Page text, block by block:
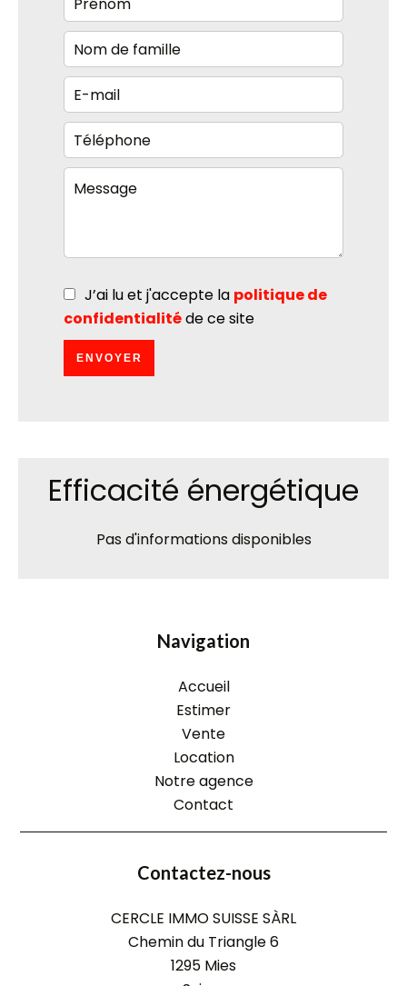
J’ai lu et j'accepte la politique de
confidentialitéde ce site
ENVOYER
Efficacité énergétique
Pas d'informations disponibles
Navigation
Accueil
Estimer
Vente
Location
Notre agence
Contact
Contactez-nous
CERCLE IMMO SUISSE SÀRL
Chemin du Triangle 6
1295 Mies